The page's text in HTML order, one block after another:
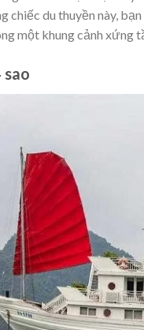
chiếc du thuyền này,
một khung cảnh xứng
sao